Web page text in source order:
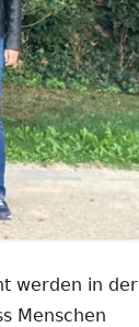
werden in der
Menschen